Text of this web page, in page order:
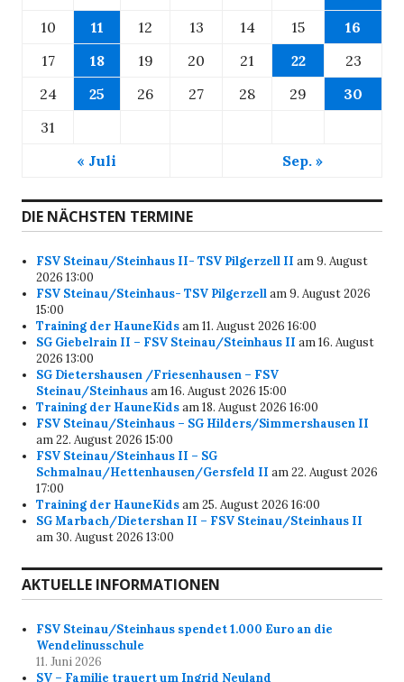
10
11 12 13 14 15
16
17
18 19 20 21 22
23
24
25 26 27 28 29
30
31
« Juli
Sep. »
DIE NÄCHSTEN TERMINE
FSV Steinau/Steinhaus II- TSV Pilgerzell II am 9. August
2026 13:00
FSV Steinau/Steinhaus- TSV Pilgerzellam 9. August 2026
15:00
Training der HauneKidsam 11. August 2026 16:00
SG Giebelrain II – FSV Steinau/Steinhaus II am 16. August
2026 13:00
SG Dietershausen /Friesenhausen – FSV
Steinau/Steinhausam 16. August 2026 15:00
Training der HauneKidsam 18. August 2026 16:00
FSV Steinau/Steinhaus – SG Hilders/Simmershausen II
am 22. August 2026 15:00
FSV Steinau/Steinhaus II – SG
Schmalnau/Hettenhausen/Gersfeld II am 22. August 2026
17:00
Training der HauneKidsam 25. August 2026 16:00
SG Marbach/Dietershan II – FSV Steinau/Steinhaus II
am 30. August 2026 13:00
AKTUELLE INFORMATIONEN
FSV Steinau/Steinhaus spendet 1.000 Euro an die
Wendelinusschule
11. Juni 2026
SV – Familie trauert um Ingrid Neuland